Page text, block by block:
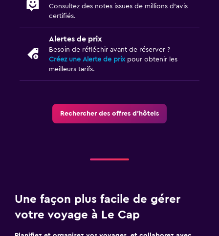
Bureau
Accès à la plage
Consultez des notes issues de millions d’avis
certifiés.
Alertes de prix
Besoin de réfléchir avant de réserver ?
Créez une Alerte de prix pour obtenir les
meilleurs tarifs.
Rechercher des offres d’hôtels
Une façon plus facile de gérer
votre voyage à Le Cap